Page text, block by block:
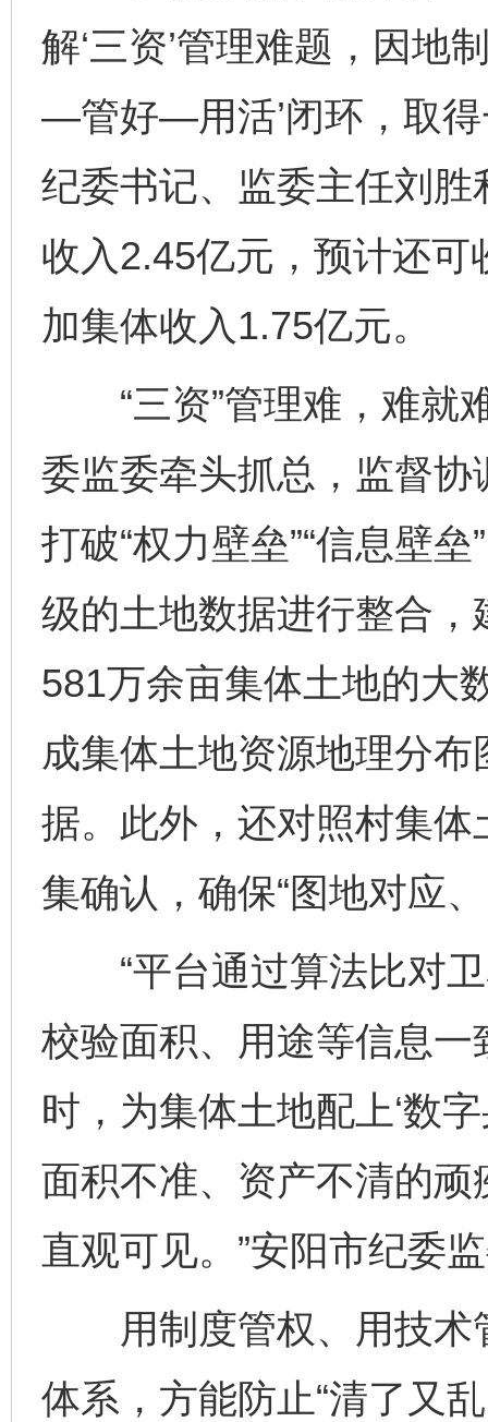
解‘三资’管理难题，因地
—管好—用活’闭环，取得
纪委书记、监委主任刘
收入2.45亿元，预计还
加集体收入1.75亿元。
“三资”管理难，难就
委监委牵头抓总，监督
打破“权力壁垒”“信息壁
级的土地数据进行整合
581万余亩集体土地的大
成集体土地资源地理分
据。此外，还对照村集
集确认，确保“图地对应
“平台通过算法比对卫
校验面积、用途等信息
时，为集体土地配上‘数
面积不准、资产不清的
直观可见。”安阳市纪委
用制度管权、用技术
体系，方能防止“清了又